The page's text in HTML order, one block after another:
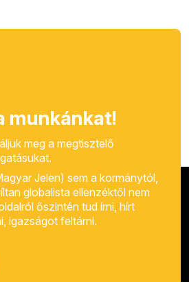
munkánkat!
meg a megtisztelő
Jelen) sem a kormánytól,
globalista ellenzéktől nem
őszintén tud írni, hírt
igazságot feltárni.